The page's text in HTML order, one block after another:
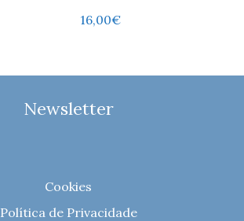
16,00€
Newsletter
Cookies
Política de Privacidade